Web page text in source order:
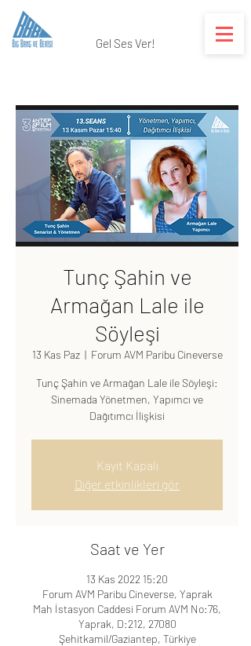
Gel Ses Ver!
Tunç Şahin ve
Armağan Lale ile
Söyleşi
13 Kas Paz
  |
Forum AVM Paribu Cineverse
Tunç Şahin ve Armağan Lale ile Söyleşi:
Sinemada Yönetmen, Yapımcı ve
Dağıtımcı İlişkisi
Kayıt Kapalı
Diğer etkinlikleri gör
Saat ve Yer
13 Kas 2022 15:20
Forum AVM Paribu Cineverse, Yaprak
Mah İstasyon Caddesi Forum AVM No:76,
Yaprak, D:212, 27080
Şehitkamil/Gaziantep, Türkiye